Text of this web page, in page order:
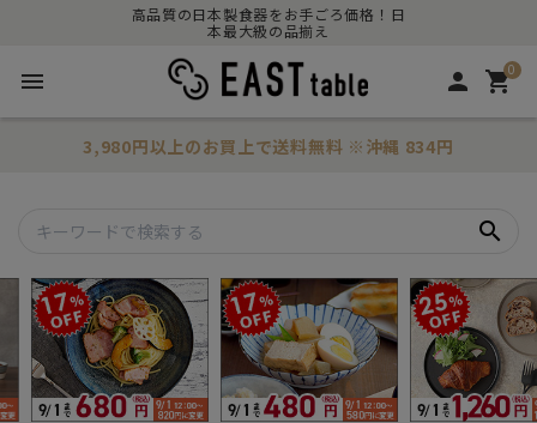
高品質の日本製食器をお手ごろ価格！日
本最大級の品揃え
menu person 0
shopping_cart
3,980円以上のお買上で送料無料 ※沖縄 834円
search